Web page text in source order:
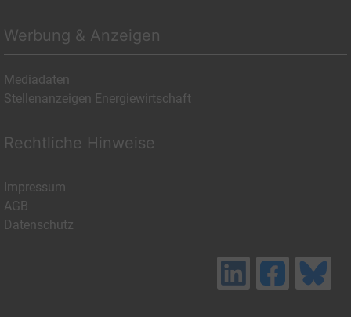
Werbung & Anzeigen
Mediadaten
Stellenanzeigen Energiewirtschaft
Rechtliche Hinweise
Impressum
AGB
Datenschutz